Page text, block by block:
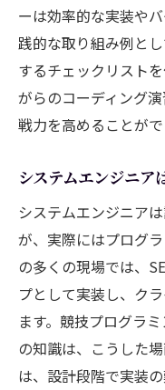
ーは効率的な実装や
践的な取り組み例と
するチェックリスト
がらのコーディング
戦力を高めることがで
システムエンジニア
システムエンジニア
が、実際にはプログ
の多くの現場では、
プとして実装し、ク
ます。競技プログラ
の知識は、こうした
は、設計段階で実装